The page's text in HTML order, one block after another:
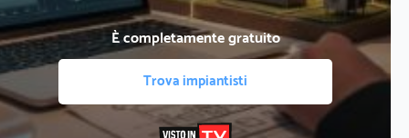
È completamente gratuito
Trova impiantisti